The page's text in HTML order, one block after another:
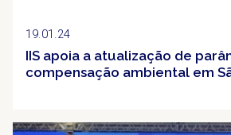
19.01.24
IIS apoia a atualização de
compensação ambiental em